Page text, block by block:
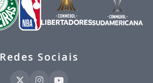
Redes Sociais